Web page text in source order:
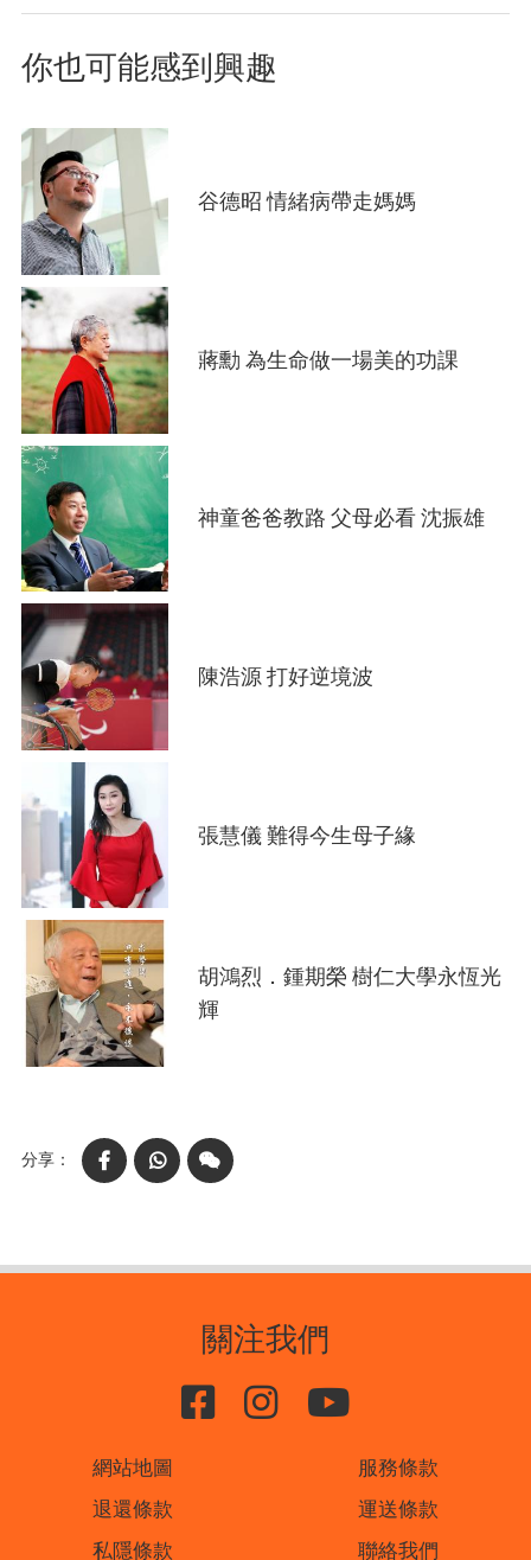
你也可能感到興趣
谷德昭 情緒病帶走媽媽
蔣勳 為生命做一場美的功課
神童爸爸教路 父母必看 沈振雄
陳浩源 打好逆境波
張慧儀 難得今生母子緣
胡鴻烈．鍾期榮 樹仁大學永恆光
輝
FacebookWhatsAppWeChat
關注我們
網站地圖
服務條款
退還條款
運送條款
私隱條款
聯絡我們